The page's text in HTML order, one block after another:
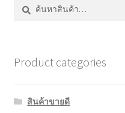
Product categories
สินค้าขายดี